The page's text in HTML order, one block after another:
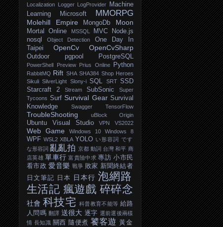
Localization Logger LogProvider
Machine
Learning
Microsoft MMORPG
Molehill Empire MongoDb Moon
Mortal Online MSSQL MVC
Node.js
nosql
Object Detection
One Day In
Taipei
OpenCv OpenCvSharp
Outdoor pgpool PostgreSQL
PowerShell Preview Prius Online Python
RabbitMQ Rift SHA SHA384 Shop Heroes
Sikuli SilverLight Slony-i SQL SRT SSD
Starcraft 2
Stream SubSonic
Super
Tycoons Surf Survival Gear Survival
Knowledge
Swagger TensorFlow
TroubleShooting uBlock Origin
Ubuntu Visual Studio VPN VS2022
Web Game Windows 10 Windows 8
WPF WSL2 XBLA YOLO い形容詞 です
な形容詞 亂亂拍 京都 動詞 台灣 和平 商
店英雄 單車行 富貴險中求 專訪 小市民
看市政 愛音樂 戰爭 敗家 新聞終結者
日文筆記
日本 日本行 泡網路
生活記 瘋遊戲 碎碎念
社會 科技宅 科普教育不能等 給路
人問嗎 翻譯 送很大 逐字 選前選後兩樣
情 長知識 關西 隨便煮 饕客遊 黃金